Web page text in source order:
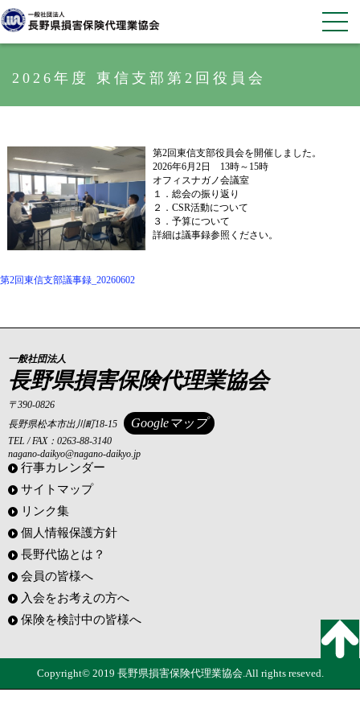
2026年度 東信支部第2回役員会
第2回東信支部役員会を開催しました。
2026年6月2日 13時～15時
オフィスナガノ会議室
１．総会の振り返り
２．CSR活動について
３．予算について
詳細は議事録参照ください。
第2回東信支部議事録_20260602
一般社団法人
長野県損害保険代理業協会
〒390-0826
長野県松本市出川町18-15
Googleマップ
TEL / FAX：0263-88-3140
nagano-daikyo@nagano-daikyo.jp
行事カレンダー
サイトマップ
リンク集
個人情報保護方針
長野代協とは？
会員の皆様へ
入会をお考えの方へ
保険を検討中の皆様へ
Copyright© 2019 長野県損害保険代理業協会.All rights reseved.